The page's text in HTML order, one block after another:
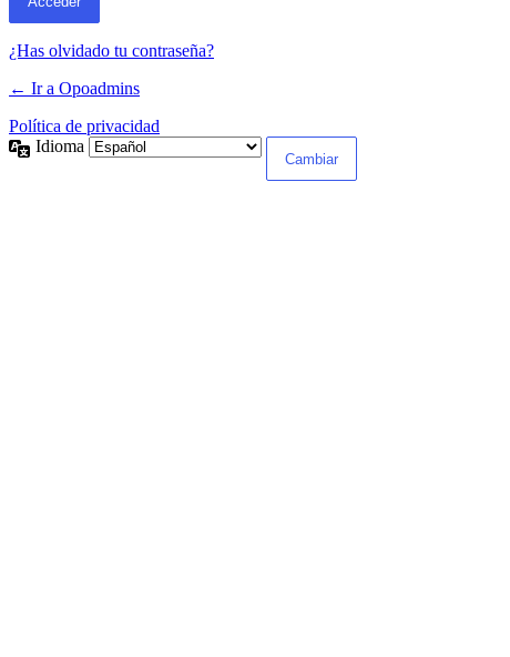
¿Has olvidado tu contraseña?
← Ir a Opoadmins
Política de privacidad
Idioma